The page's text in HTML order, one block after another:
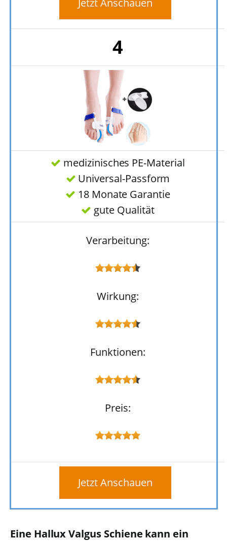
Jetzt Anschauen
4
medizinisches PE-Material
Universal-Passform
18 Monate Garantie
gute Qualität
Verarbeitung:
Wirkung:
Funktionen:
Preis:
Jetzt Anschauen
Eine Hallux Valgus Schiene kann ein